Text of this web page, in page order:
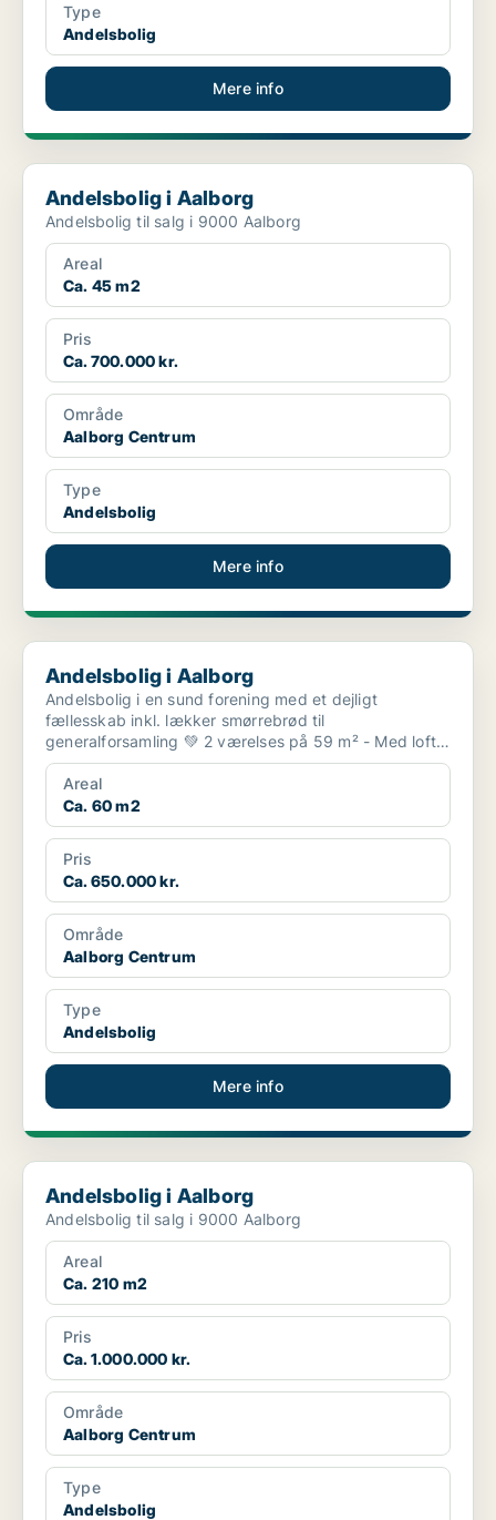
Type
Andelsbolig
Mere info
Andelsbolig i Aalborg
Andelsbolig i Aalborg
Andelsbolig til salg i 9000 Aalborg
Areal
Ca. 45 m2
Pris
Ca. 700.000 kr.
Område
Aalborg Centrum
Type
Andelsbolig
Mere info
Andelsbolig i Aalborg
Andelsbolig i Aalborg
Andelsbolig i en sund forening med et dejligt
fællesskab inkl. lækker smørrebrød til
generalforsamling 💚 2 værelses på 59 m² - Med loft-
og kælderrum �...
Areal
Ca. 60 m2
Pris
Ca. 650.000 kr.
Område
Aalborg Centrum
Type
Andelsbolig
Mere info
Andelsbolig i Aalborg
Andelsbolig i Aalborg
Andelsbolig til salg i 9000 Aalborg
Areal
Ca. 210 m2
Pris
Ca. 1.000.000 kr.
Område
Aalborg Centrum
Type
Andelsbolig